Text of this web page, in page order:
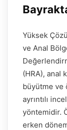
Yüksek
ve Anal
(HRA), anal
büyütme ve
ayrıntılı
yöntemidir.
erken